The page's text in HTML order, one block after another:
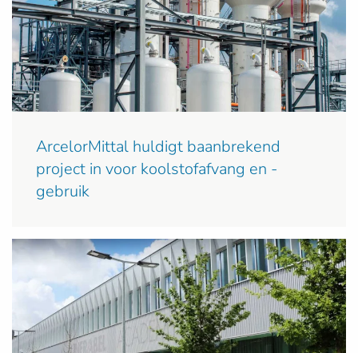
ArcelorMittal huldigt baanbrekend
project in voor koolstofafvang en -
gebruik